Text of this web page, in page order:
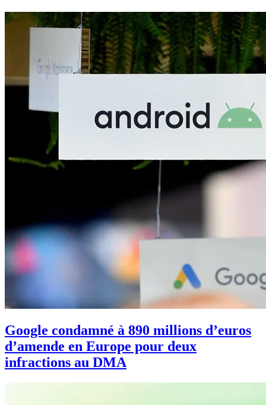
Google condamné à 890 millions d’euros
d’amende en Europe pour deux
infractions au DMA